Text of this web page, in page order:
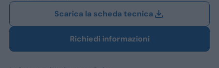
Ford
Opel
Scarica la scheda tecnica
Richiedi informazioni